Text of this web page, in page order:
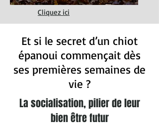
Cliquez ici
Et si le secret d’un chiot
épanoui commençait dès
ses premières semaines de
vie ?
La socialisation, pilier de leur
bien être futur